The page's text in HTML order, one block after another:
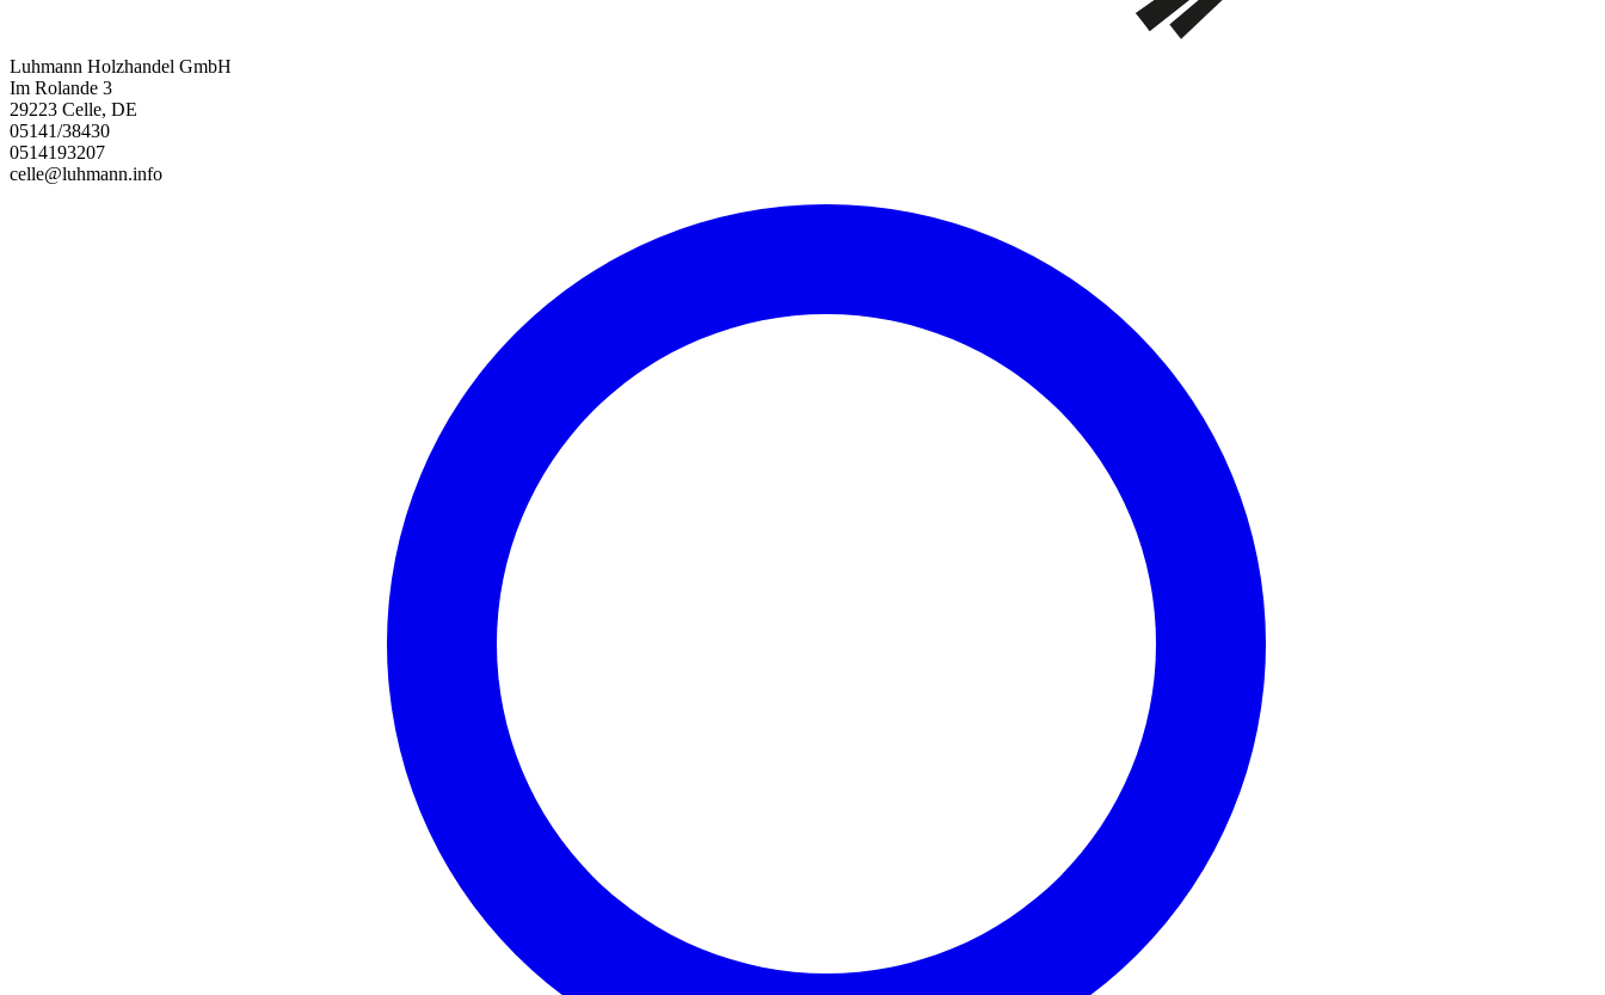
Luhmann Holzhandel GmbH
Im Rolande 3
29223 Celle, DE
05141/38430
0514193207
celle@luhmann.info